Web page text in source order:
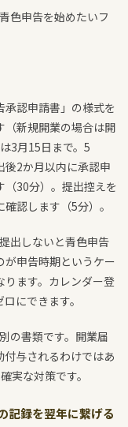
色申告を始めたいフ
承認申請書」の様式を
（新規開業の場合は開
3月15日まで。5
後2か月以内に承認申
（30分）。提出控えを
認します（5分）。
出しないと青色申告
が申告時期というケー
ります。カレンダー登
にできます。
の書類です。開業届
与されるわけではあ
実な対策です。
記録を翌年に繋げる